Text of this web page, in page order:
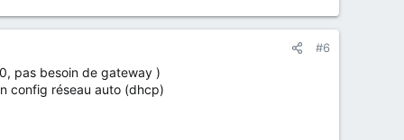
#6
pas besoin de gateway )
config réseau auto (dhcp)